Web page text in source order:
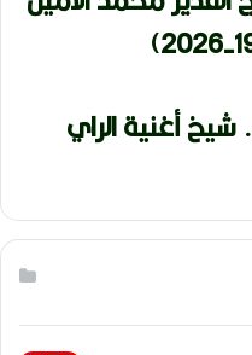
شيخ أغنية الراي